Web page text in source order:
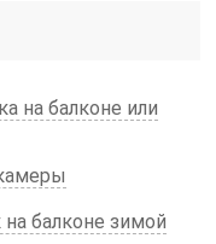
на балконе или
балконе зимой